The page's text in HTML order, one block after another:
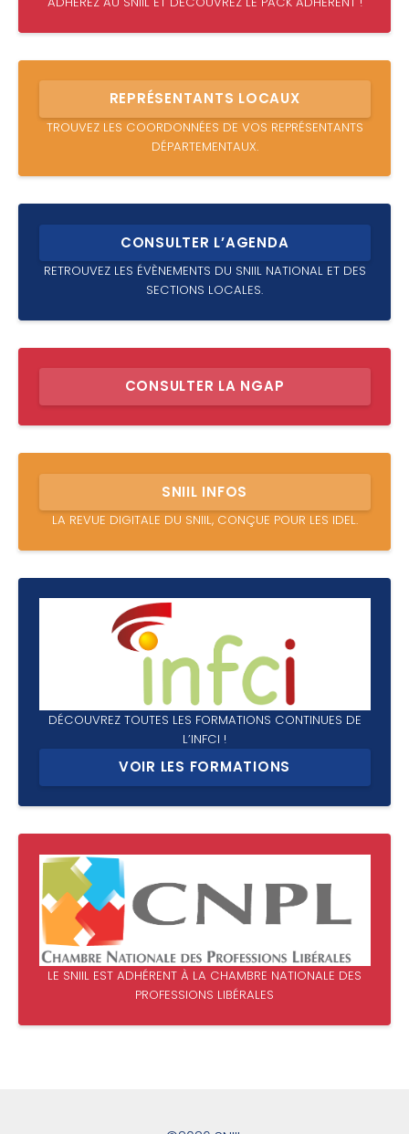
REPRÉSENTANTS LOCAUX
TROUVEZ LES COORDONNÉES DE VOS REPRÉSENTANTS
DÉPARTEMENTAUX.
CONSULTER L’AGENDA
RETROUVEZ LES ÉVÈNEMENTS DU SNIIL NATIONAL ET DES
SECTIONS LOCALES.
CONSULTER LA NGAP
SNIIL INFOS
LA REVUE DIGITALE DU SNIIL, CONÇUE POUR LES IDEL.
DÉCOUVREZ TOUTES LES FORMATIONS CONTINUES DE
L’INFCI !
VOIR LES FORMATIONS
LE SNIIL EST ADHÉRENT À LA CHAMBRE NATIONALE DES
PROFESSIONS LIBÉRALES